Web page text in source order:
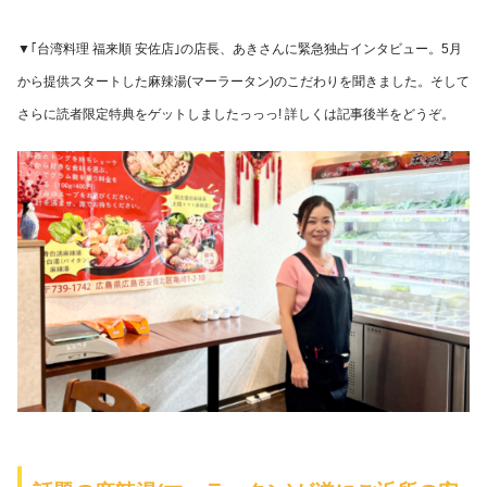
▼｢台湾料理 福来順 安佐店｣の店長、あきさんに緊急独占インタビュー。5月
から提供スタートした麻辣湯(マーラータン)のこだわりを聞きました。そして
さらに読者限定特典をゲットしましたっっっ! 詳しくは記事後半をどうぞ。